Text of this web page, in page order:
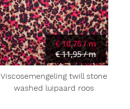
€ 10,76 / m
€ 11,95 / m
Viscosemengeling twill stone
washed luipaard roos